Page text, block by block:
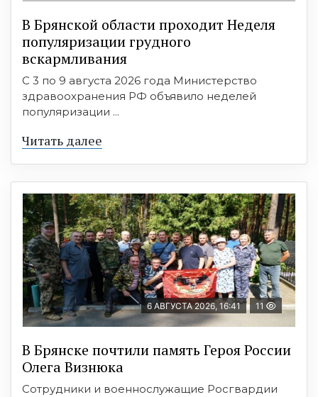
В Брянской области проходит Неделя
популяризации грудного
вскармливания
С 3 по 9 августа 2026 года Министерство
здравоохранения РФ объявило неделей
популяризации ...
Читать далее
6 АВГУСТА 2026, 16:41 11
В Брянске почтили память Героя России
Олега Визнюка
Сотрудники и военнослужащие Росгвардии